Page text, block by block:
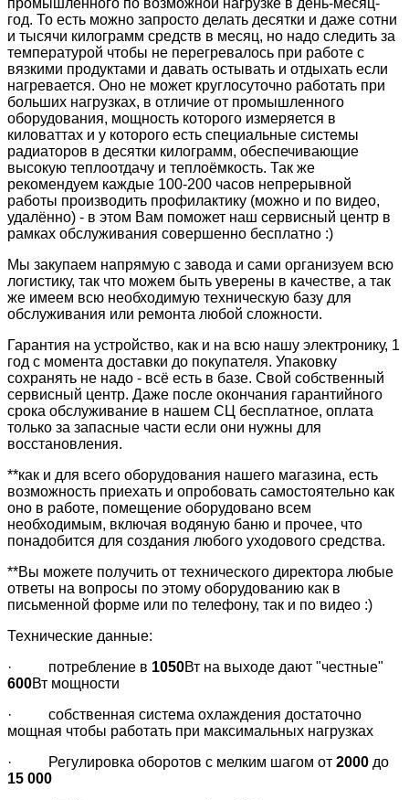
промышленного по возможной нагрузке в день-месяц-
год. То есть можно запросто делать десятки и даже сотни
и тысячи килограмм средств в месяц, но надо следить за
температурой чтобы не перегревалось при работе с
вязкими продуктами и давать остывать и отдыхать если
нагревается. Оно не может круглосуточно работать при
больших нагрузках, в отличие от промышленного
оборудования, мощность которого измеряется в
киловаттах и у которого есть специальные системы
радиаторов в десятки килограмм, обеспечивающие
высокую теплоотдачу и теплоёмкость. Так же
рекомендуем каждые 100-200 часов непрерывной
работы производить профилактику (можно и по видео,
удалённо) - в этом Вам поможет наш сервисный центр в
рамках обслуживания совершенно бесплатно :)
Мы закупаем напрямую с завода и сами организуем всю
логистику, так что можем быть уверены в качестве, а так
же имеем всю необходимую техническую базу для
обслуживания или ремонта любой сложности.
Гарантия на устройство, как и на всю нашу электронику, 1
год с момента доставки до покупателя. Упаковку
сохранять не надо - всё есть в базе. Свой собственный
сервисный центр. Даже после окончания гарантийного
срока обслуживание в нашем СЦ бесплатное, оплата
только за запасные части если они нужны для
восстановления.
**как и для всего оборудования нашего магазина, есть
возможность приехать и опробовать самостоятельно как
оно в работе, помещение оборудовано всем
необходимым, включая водяную баню и прочее, что
понадобится для создания любого уходового средства.
**Вы можете получить от технического директора любые
ответы на вопросы по этому оборудованию как в
письменной форме или по телефону, так и по видео :)
Технические данные:
· потребление в 1050Вт на выходе дают "честные"
600Вт мощности
· собственная система охлаждения достаточно
мощная чтобы работать при максимальных нагрузках
· Регулировка оборотов с мелким шагом от 2000 до
15 000